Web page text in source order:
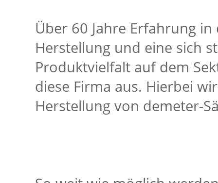
Über 60 Jahre Erfahrung
Herstellung und eine sich
Produktvielfalt auf dem
diese Firma aus. Hierbei
Herstellung von demeter-